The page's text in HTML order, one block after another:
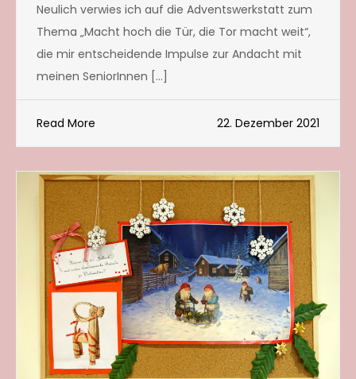
Neulich verwies ich auf die Adventswerkstatt zum
Thema „Macht hoch die Tür, die Tor macht weit“,
die mir entscheidende Impulse zur Andacht mit
meinen SeniorInnen […]
Read More 22. Dezember 2021